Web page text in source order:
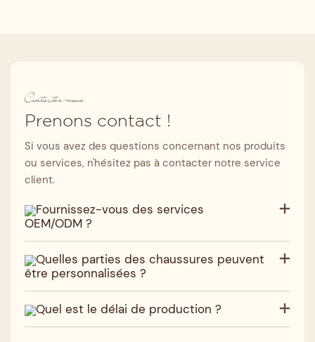
Contactez-nous
Prenons contact !
Si vous avez des questions concernant nos produits
ou services, n'hésitez pas à contacter notre service
client.
Fournissez-vous des services
OEM/ODM ?
Quelles parties des chaussures peuvent
être personnalisées ?
Quel est le délai de production ?